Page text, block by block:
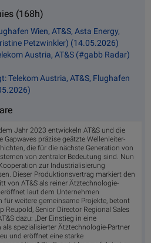
(168h)
Wien, AT&S, Asta Energy,
Petzwinkler) (14.05.2026)
Austria, AT&S (#gabb Radar)
Telekom Austria, AT&S, Flughafen
Jahr 2023 entwickeln AT&S und die
Gapwaves präzise geätzte Wellenleiter-
die für die nächste Generation von
von zentraler Bedeutung sind. Nun
zur Industrialisierung
Dieser Produktionsvertrag markiert den
von AT&S als reiner Ätztechnologie-
laut dem Unternehmen
für weitere gemeinsame Projekte, betont
Reupold, Senior Director Regional Sales
dazu: „Der Einstieg in eine
als spezialisierter Ätztechnologie-Partner
und eröffnet eine starke